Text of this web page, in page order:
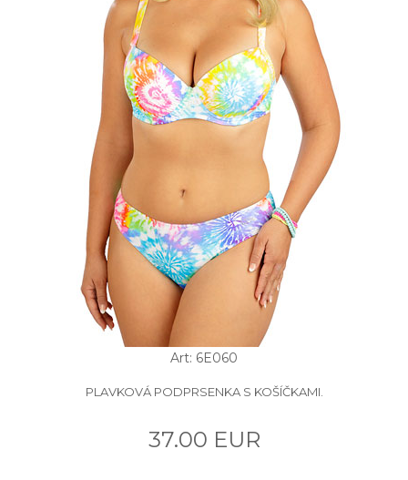
Art: 6E060
PLAVKOVÁ PODPRSENKA S KOŠÍČKAMI.
37.00 EUR